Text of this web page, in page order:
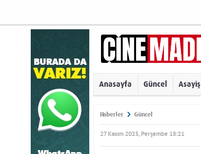
Anasayfa Güncel Asayiş
Haberler Güncel
27 Kasım 2025, Perşembe 18:21